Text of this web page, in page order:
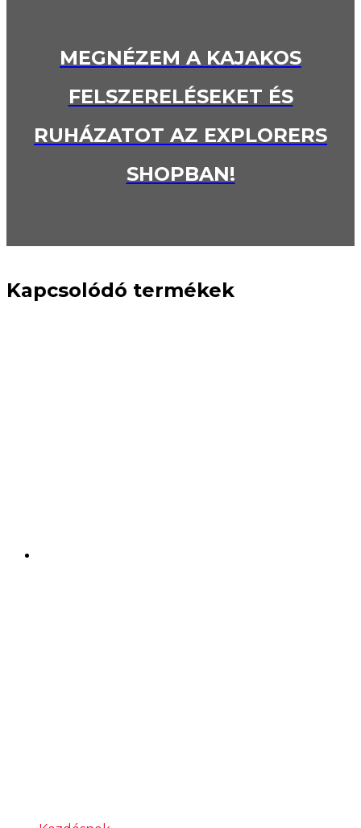
MEGNÉZEM A KAJAKOS
FELSZERELÉSEKET ÉS
RUHÁZATOT AZ EXPLORERS
SHOPBAN!
Kapcsolódó termékek